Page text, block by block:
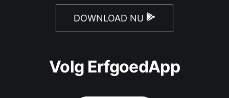
DOWNLOAD NU
Volg ErfgoedApp